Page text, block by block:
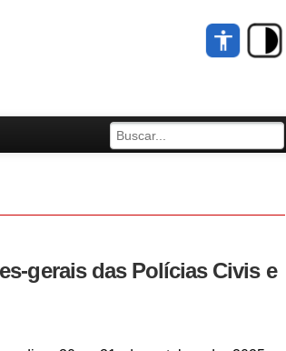
gerais das Polícias Civis e